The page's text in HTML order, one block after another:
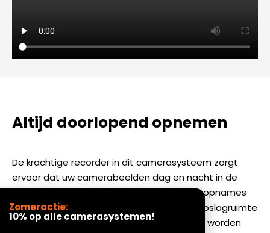
Altijd doorlopend opnemen
De krachtige recorder in dit camerasysteem zorgt
ervoor dat uw camerabeelden dag en nacht in de
hoogste kwaliteit worden vastgelegd. Alle opnames
worden veilig en lokaal opgeslagen. Is de opslagruimte
bijna vol? Geen zorgen, de oudste beelden worden
Zomeractie:
10% op alle camerasystemen!